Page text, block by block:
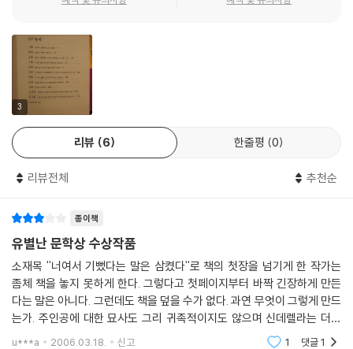
다.
3
리뷰 6 한줄평 0
리뷰전체 추천순
종이책
유별난 문학상 수상작품
소재목 ''너여서 기뻤다는 말은 삼켰다''로 책의 첫장을 넘기게 한 작가는
좀체 책을 놓지 못하게 한다. 그렇다고 첫페이지부터 바짝 긴장하게 만든
다는 말은 아니다. 그런데도 책을 덮을 수가 없다. 과연 무엇이 그렇게 만드
는가. 주인공에 대한 묘사도 그리 귀족적이지도 않으며 신데렐라는 더욱
아닌데도 자꾸만 궁금해진다. 왜그럴까. 독자는 모두 불우하며 외롭고 마
u***a 2006.03.18. 신고 1 댓글1